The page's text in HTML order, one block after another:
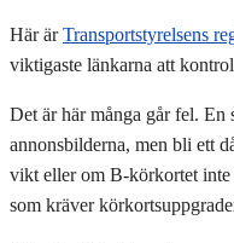
Här ärTransportstyrelsens
viktigaste länkarna att
Det är här många går fel. En
annonsbilderna, men bli ett
vikt eller om B-körkortet inte
som kräver